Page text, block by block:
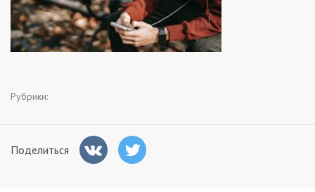
Исполнителям
Заказчикам
Рубрики:
Поделиться